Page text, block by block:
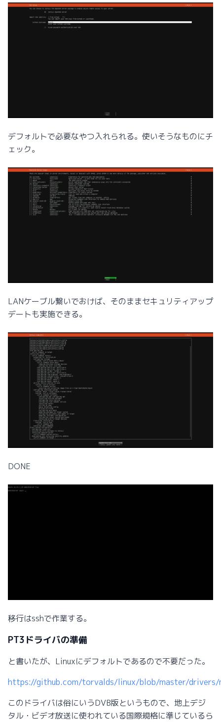
デフォルトで必要なやつ入れられる。使いそうなものにチ
ェック。
LANケーブル繋いでおけば、そのままセキュリティアップ
デートも実施できる。
DONE
移行はsshで作業する。
PT3ドライバの準備
と書いたが、Linuxにデフォルトであるので不要だった。
https://github.com/torvalds/linux/blob/master/
このドライバは俗にいうDVB版というもので、地上デジ
タル・ビデオ放送に使われている国際規格に準じているら